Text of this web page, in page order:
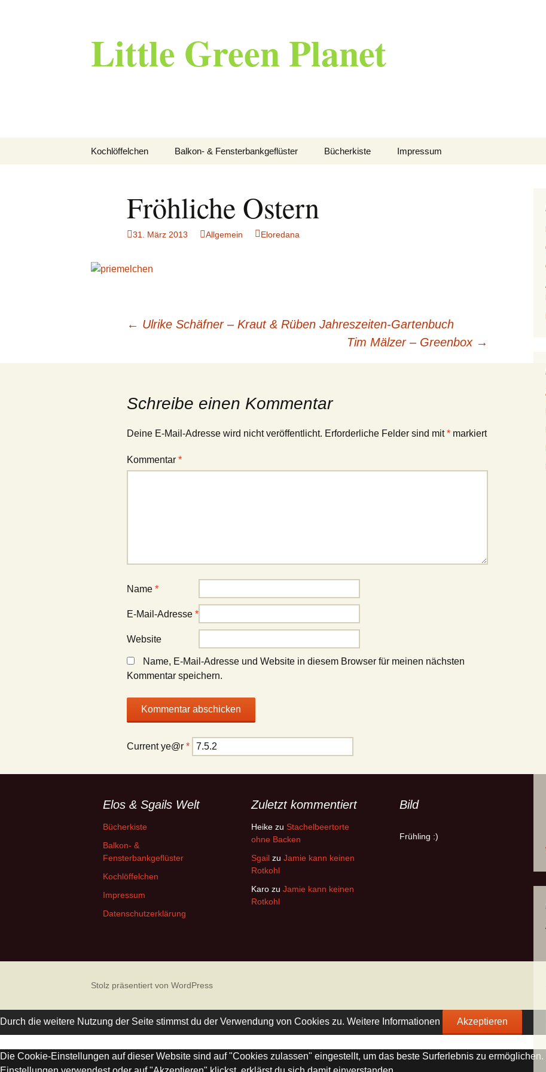
Little Green Planet
Kochlöffelchen Balkon- & Fensterbankgeflüster Bücherkiste Impressum
Fröhliche Ostern
31. März 2013 Allgemein Eloredana
Beitragsnavigation
← Ulrike Schäfner – Kraut & Rüben Jahreszeiten-Gartenbuch
Tim Mälzer – Greenbox →
Schreibe einen Kommentar
Deine E-Mail-Adresse wird nicht veröffentlicht. Erforderliche Felder sind mit* markiert
Kommentar *
Name *
E-Mail-Adresse *
Website
Name, E-Mail-Adresse und Website in diesem Browser für meinen nächsten
Kommentar speichern.
Current ye@r *
Elos & Sgails Welt
Bücherkiste
Balkon- &
Fensterbankgeflüster
Kochlöffelchen
Impressum
Datenschutzerklärung
Zuletzt kommentiert
Heike zu Stachelbeertorte
ohne Backen
Sgail zu Jamie kann keinen
Rotkohl
Karo zu Jamie kann keinen
Rotkohl
Bild
Frühling :)
Stolz präsentiert von WordPress
Durch die weitere Nutzung der Seite stimmst du der Verwendung von Cookies zu. Weitere Informationen Akzeptieren
Die Cookie-Einstellungen auf dieser Website sind auf "Cookies zulassen" eingestellt, um das beste Surferlebnis zu